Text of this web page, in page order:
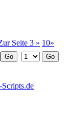
Seite 3 » 10»
Scripts.de